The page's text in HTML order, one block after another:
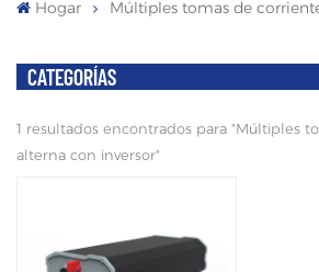
Hogar Múltiples tomas de
CATEGORÍAS
1 resultados encontrados para "Múltiples
alterna con inversor"